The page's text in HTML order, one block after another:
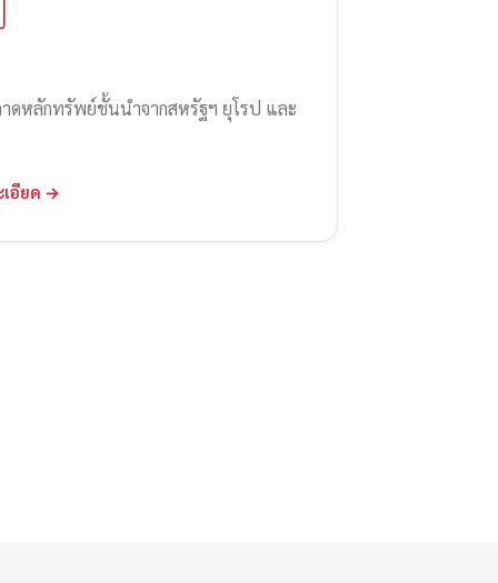
ดหลักทรัพย์ชั้นนำจากสหรัฐฯ ยุโรป และ
เอียด →